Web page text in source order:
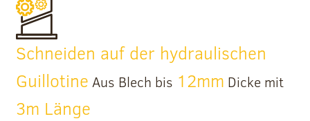
Schneiden auf der hydraulischen
Guillotine Aus Blech bis 12mm Dicke mit
3m Länge